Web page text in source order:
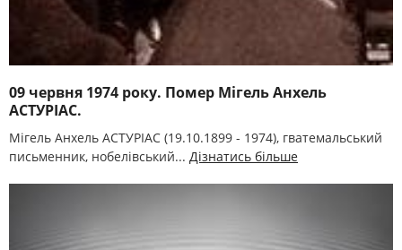
09 червня 1974 року. Помер Мігель Анхель
АСТУРІАС.
Мігель Анхель АСТУРІАС (19.10.1899 - 1974), гватемальський
письменник, нобелівський... Дізнатись більше